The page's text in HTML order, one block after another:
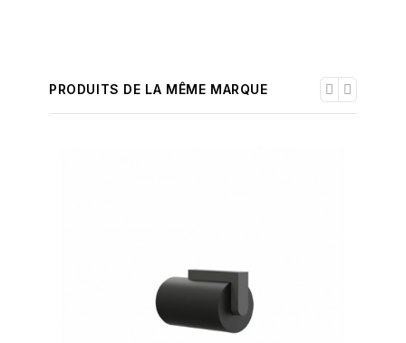
PRODUITS DE LA MÊME MARQUE